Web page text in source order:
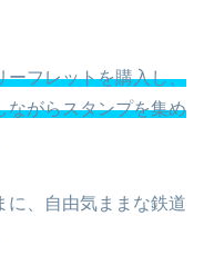
ーフレットを購入し、
ながらスタンプを集め
に、自由気ままな鉄道